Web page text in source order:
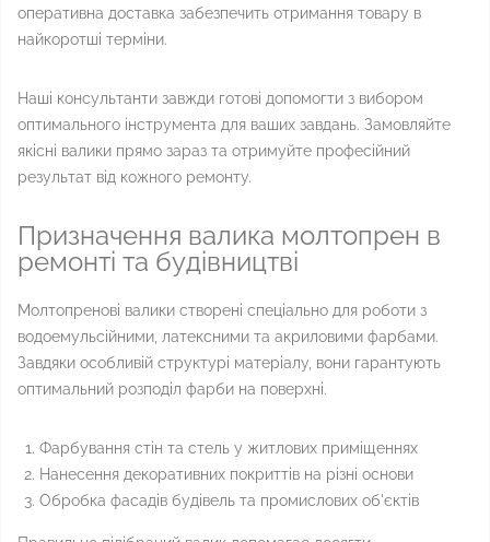
оперативна доставка забезпечить отримання товару в
найкоротші терміни.
Наші консультанти завжди готові допомогти з вибором
оптимального інструмента для ваших завдань. Замовляйте
якісні валики прямо зараз та отримуйте професійний
результат від кожного ремонту.
Призначення валика молтопрен в
ремонті та будівництві
Молтопренові валики створені спеціально для роботи з
водоемульсійними, латексними та акриловими фарбами.
Завдяки особливій структурі матеріалу, вони гарантують
оптимальний розподіл фарби на поверхні.
Фарбування стін та стель у житлових приміщеннях
Нанесення декоративних покриттів на різні основи
Обробка фасадів будівель та промислових об'єктів